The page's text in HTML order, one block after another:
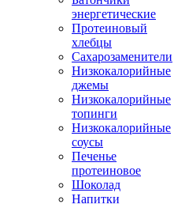
энергетические
Протеиновый
хлебцы
Сахарозаменители
Низкокалорийные
джемы
Низкокалорийные
топинги
Низкокалорийные
соусы
Печенье
протеиновое
Шоколад
Напитки